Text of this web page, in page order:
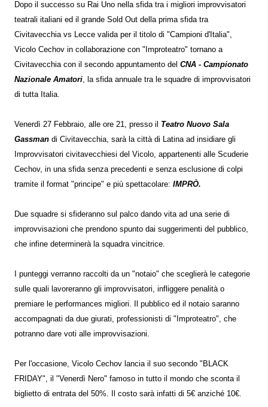
Dopo il successo su Rai Uno nella sfida tra i migliori improvvisatori
teatrali italiani ed il grande Sold Out della prima sfida tra
Civitavecchia vs Lecce valida per il titolo di "Campioni d'Italia",
Vicolo Cechov in collaborazione con "Improteatro" tornano a
Civitavecchia con il secondo appuntamento del CNA - Campionato
Nazionale Amatori, la sfida annuale tra le squadre di improvvisatori
di tutta Italia.
Venerdì 27 Febbraio, alle ore 21, presso il Teatro Nuovo Sala
Gassman di Civitavecchia, sarà la città di Latina ad insidiare gli
Improvvisatori civitavecchiesi del Vicolo, appartenenti alle Scuderie
Cechov, in una sfida senza precedenti e senza esclusione di colpi
tramite il format "principe" e più spettacolare: IMPRÒ.
Due squadre si sfideranno sul palco dando vita ad una serie di
improvvisazioni che prendono spunto dai suggerimenti del pubblico,
che infine determinerà la squadra vincitrice.
I punteggi verranno raccolti da un "notaio" che sceglierà le categorie
sulle quali lavoreranno gli improvvisatori, infliggere penalità o
premiare le performances migliori. Il pubblico ed il notaio saranno
accompagnati da due giurati, professionisti di "Improteatro", che
potranno dare voti alle improvvisazioni.
Per l'occasione, Vicolo Cechov lancia il suo secondo "BLACK
FRIDAY", il "Venerdì Nero" famoso in tutto il mondo che sconta il
biglietto di entrata del 50%. Il costo sarà infatti di 5€ anziché 10€.